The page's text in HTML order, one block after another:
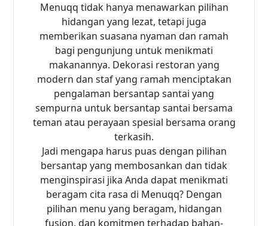
Menuqq tidak hanya menawarkan pilihan
hidangan yang lezat, tetapi juga
memberikan suasana nyaman dan ramah
bagi pengunjung untuk menikmati
makanannya. Dekorasi restoran yang
modern dan staf yang ramah menciptakan
pengalaman bersantap santai yang
sempurna untuk bersantap santai bersama
teman atau perayaan spesial bersama orang
terkasih.
Jadi mengapa harus puas dengan pilihan
bersantap yang membosankan dan tidak
menginspirasi jika Anda dapat menikmati
beragam cita rasa di Menuqq? Dengan
pilihan menu yang beragam, hidangan
fusion, dan komitmen terhadap bahan-